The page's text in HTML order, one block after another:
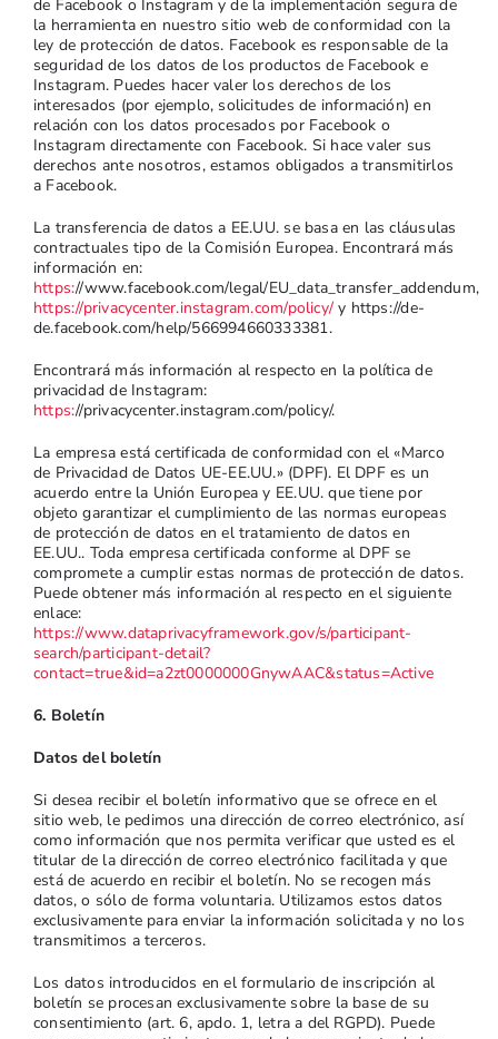
de Facebook o Instagram y de la implementación segura de
la herramienta en nuestro sitio web de conformidad con la
ley de protección de datos. Facebook es responsable de la
seguridad de los datos de los productos de Facebook e
Instagram. Puedes hacer valer los derechos de los
interesados (por ejemplo, solicitudes de información) en
relación con los datos procesados por Facebook o
Instagram directamente con Facebook. Si hace valer sus
derechos ante nosotros, estamos obligados a transmitirlos
a Facebook.
La transferencia de datos a EE.UU. se basa en las cláusulas
contractuales tipo de la Comisión Europea. Encontrará más
información en:
https://www.facebook.com/legal/EU_data_transfer_addendum,
https://privacycenter.instagram.com/policy/ y https://de-
de.facebook.com/help/566994660333381.
Encontrará más información al respecto en la política de
privacidad de Instagram:
https://privacycenter.instagram.com/policy/.
La empresa está certificada de conformidad con el «Marco
de Privacidad de Datos UE-EE.UU.» (DPF). El DPF es un
acuerdo entre la Unión Europea y EE.UU. que tiene por
objeto garantizar el cumplimiento de las normas europeas
de protección de datos en el tratamiento de datos en
EE.UU.. Toda empresa certificada conforme al DPF se
compromete a cumplir estas normas de protección de datos.
Puede obtener más información al respecto en el siguiente
enlace:
https://www.dataprivacyframework.gov/s/participant-
search/participant-detail?
contact=true&id=a2zt0000000GnywAAC&status=Active
6. Boletín
Datos del boletín
Si desea recibir el boletín informativo que se ofrece en el
sitio web, le pedimos una dirección de correo electrónico, así
como información que nos permita verificar que usted es el
titular de la dirección de correo electrónico facilitada y que
está de acuerdo en recibir el boletín. No se recogen más
datos, o sólo de forma voluntaria. Utilizamos estos datos
exclusivamente para enviar la información solicitada y no los
transmitimos a terceros.
Los datos introducidos en el formulario de inscripción al
boletín se procesan exclusivamente sobre la base de su
consentimiento (art. 6, apdo. 1, letra a del RGPD). Puede